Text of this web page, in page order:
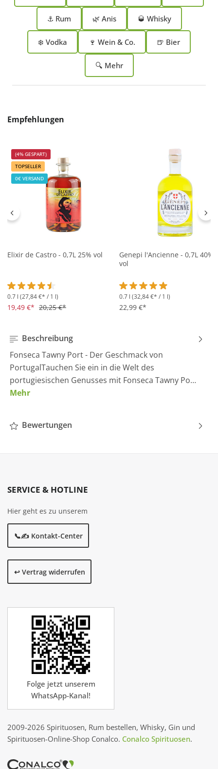
⚓ Rum 🌿 Anis 🥃 Whisky
❄️ Vodka 🍷 Wein & Co. 🍺 Bier
🔍 Mehr
Produktgalerie überspringen
Empfehlungen
(4% GESPART)
TOPSELLER
0€ VERSAND
Elixir de Castro - 0,7L 25% vol
Durchschnittliche Bewertung von 4.5 von 5 Sternen
0.7 l (27,84 €* / 1 l)
19,49 €* 20,25 €*
Genepi l'Ancienne - 0,7L 40%
vol
Durchschnittliche
0.7 l (32,84 €* / 1 l)
22,99 €*
Beschreibung
Fonseca Tawny Port - Der Geschmack von
PortugalTauchen Sie ein in die Welt des
portugiesischen Genusses mit Fonseca Tawny Po…
Mehr
Bewertungen
SERVICE & HOTLINE
Hier geht es zu unserem
📞✍️ Kontakt-Center
↩️ Vertrag widerrufen
Folge jetzt unserem
WhatsApp-Kanal!
2009-2026 Spirituosen, Rum bestellen, Whisky, Gin und
Spirituosen-Online-Shop Conalco. Conalco Spirituosen.